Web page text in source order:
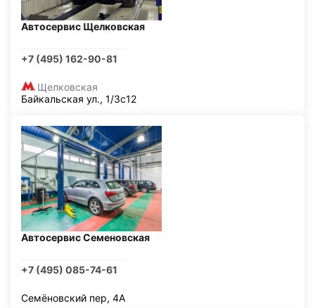
Автосервис Щелковская
+7 (495) 162-90-81
Щелковская
Байкальская ул., 1/3с12
Автосервис Семеновская
+7 (495) 085-74-61
Семёновский пер, 4А